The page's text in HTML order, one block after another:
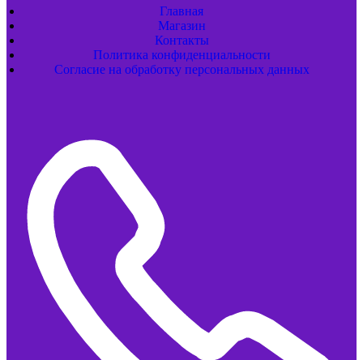
Главная
Магазин
Контакты
Политика конфиденциальности
Согласие на обработку персональных данных